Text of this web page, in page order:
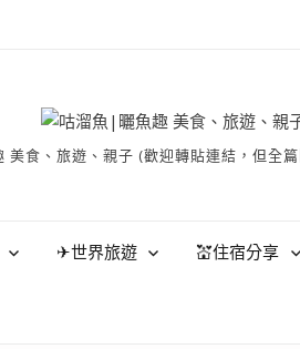
、旅遊、親子 (歡迎轉貼連結，但全
✈世界旅遊 💒住宿分享